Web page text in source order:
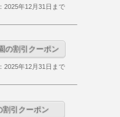
2025年12月31日まで
の割引クーポン
2025年12月31日まで
割引クーポン